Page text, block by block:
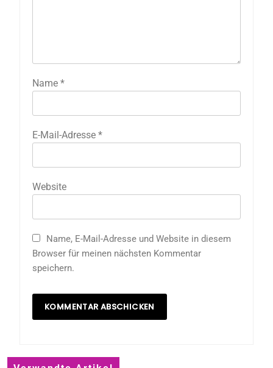
Name *
E-Mail-Adresse *
Website
Name, E-Mail-Adresse und Website in diesem
Browser für meinen nächsten Kommentar
speichern.